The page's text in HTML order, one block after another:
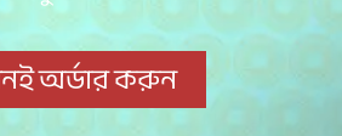
অর্ডার করুন